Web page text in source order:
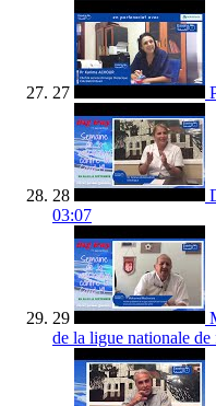
27
28
03:07
29
de la ligue nationale de